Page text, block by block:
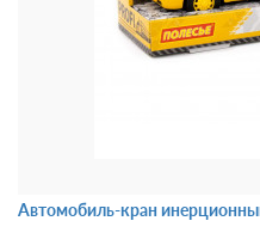
Автомобиль-кран